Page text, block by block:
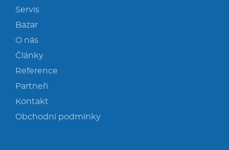
Servis
Bazar
O nás
Články
Reference
Partneři
Kontakt
Obchodní podmínky